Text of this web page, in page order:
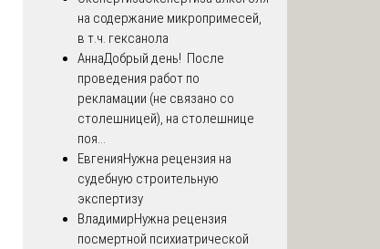
на содержание микропримесей,
в т.ч. гексанола
АннаДобрый день! После
проведения работ по
рекламации (не связано со
столешницей), на столешнице
поя...
ЕвгенияНужна рецензия на
судебную строительную
экспертизу
ВладимирНужна рецензия
посмертной психиатрической